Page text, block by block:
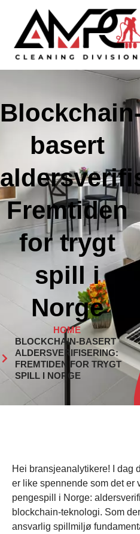
basert
Fremtiden
for trygt
spill i
Norge
HOME
BLOCKCHAIN-BASERT
ALDERSVERIFISERING:
FREMTIDEN FOR TRYGT
SPILL I NORGE
Hei bransjeanalytikere! I dag
er like spennende som det er
pengespill i Norge:
blockchain-teknologi. Som
ansvarlig spillmiljø